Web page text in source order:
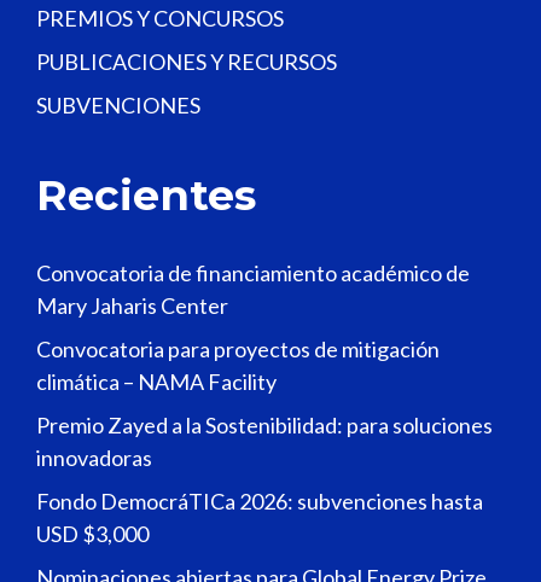
PREMIOS Y CONCURSOS
PUBLICACIONES Y RECURSOS
SUBVENCIONES
Recientes
Convocatoria de financiamiento académico de
Mary Jaharis Center
Convocatoria para proyectos de mitigación
climática – NAMA Facility
Premio Zayed a la Sostenibilidad: para soluciones
innovadoras
Fondo DemocráTICa 2026: subvenciones hasta
USD $3,000